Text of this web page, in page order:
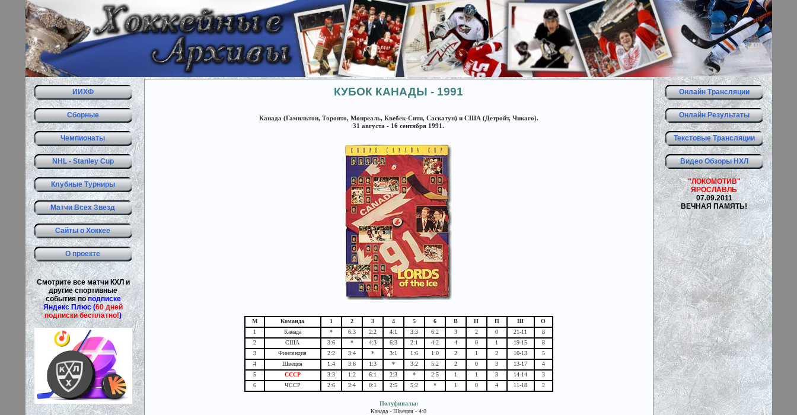
ИИХФ
Сборные
Чемпионаты
NHL - Stanley Cup
Клубные Турниры
Матчи Всех Звезд
Сайты о Хоккее
О проекте
Смотрите все матчи КХЛ и
другие спортивные
события поподписке
Яндекс Плюс (60 дней
подписки бесплатно!)
Онлайн Трансляции
Онлайн Результаты
Текстовые Трансляции
Видео Обзоры НХЛ
"ЛОКОМОТИВ"
ЯРОСЛАВЛЬ
07.09.2011
ВЕЧНАЯ ПАМЯТЬ!
КУБОК КАНАДЫ - 1991
Канада (Гамильтон, Торонто, Монреаль, Квебек-Сити, Саскатун) и США (Детройт, Чикаго).
31 августа - 16 сентября 1991.
М Команда 1 2 3 4 5 6 В Н П Ш
О
1
Канада * 6:3 2:2 4:1 3:3 6:2 3 2 0 21-11
8
2
США 3:6 * 4:3 6:3 2:1 4:2 4 0 1 19-15
8
3
Финляндия 2:2 3:4 * 3:1 1:6 1:0 2 1 2 10-13
5
4
Швеция 1:4 3:6 1:3 * 3:2 5:2 2 0 3 13-17
4
5
СССР 3:3 1:2 6:1 2:3 * 2:5 1 1 3 14-14
3
6
ЧССР 2:6 2:4 0:1 2:5 5:2 * 1 0 4 11-18 2
Полуфиналы:
Канада - Швеция - 4:0